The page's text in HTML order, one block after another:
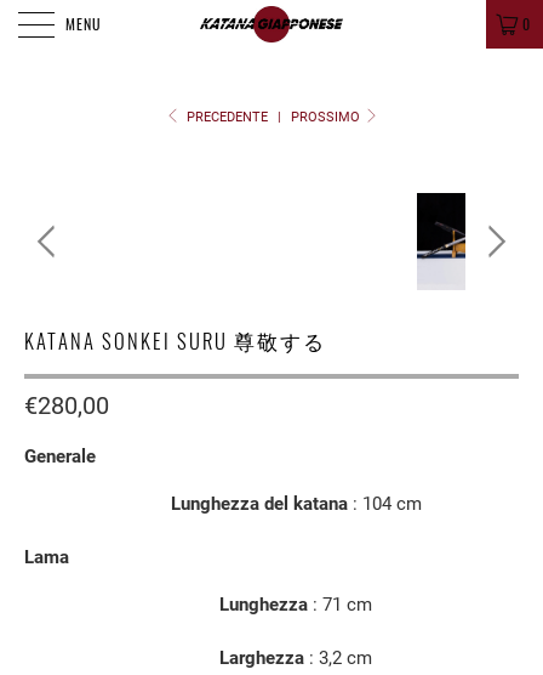
MENU 0
PRECEDENTE | PROSSIMO
KATANA SONKEI SURU 尊敬する
€280,00
Generale
Lunghezza del katana: 104cm
Lama
Lunghezza : 71 cm
Larghezza : 3,2 cm